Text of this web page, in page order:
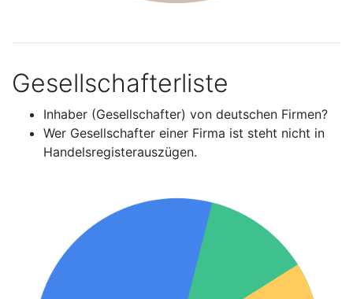
Gesellschafterliste
Inhaber (Gesellschafter) von deutschen Firmen?
Wer Gesellschafter einer Firma ist steht nicht in
Handelsregisterauszügen.